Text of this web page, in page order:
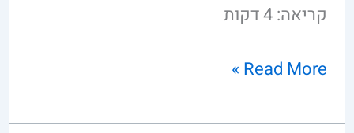
קריאה: 4 דקות
Read More »